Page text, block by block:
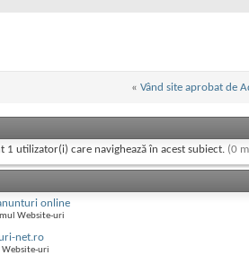
« Vând site aprobat de
1 utilizator(i) care navighează în acest subiect. (0
online
Website-uri
net.ro
Website-uri